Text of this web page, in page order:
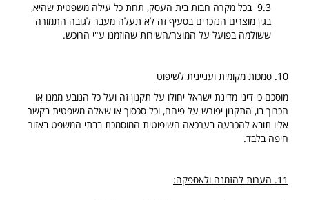
9.3 בכל מקרה חבות בית העסק, תחת כל עילה משפטית שהיא,
בגין מוצרים הנזכרים בסעיף זה לא תעלה מעבר לגובה התמורה
ששולמה בפועל על המוצר/השירות שהוזמנו ע"י הרוכש.
10. סמכות מקומית ועניינית לשיפוט
מוסכם כי דיני מדינת ישראל יחולו על תקנון זה ועל כל הנובע ממנו או
הכרוך בו, התקנון יפורש על פיהם, וכל סכסוך או שאלה משפטית בקשר
אליו תובא להכרעה בערכאה השיפוטית המוסמכת בבתי המשפט באזור
חיפה בלבד.
11. הערות להזמנה ולאספקה: